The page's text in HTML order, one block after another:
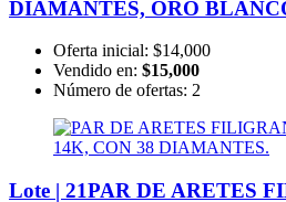
DIAMANTES, ORO
Oferta inicial: $14,000
Vendido en: $15,000
Número de ofertas: 2
Lote | 21PAR DE ARETES